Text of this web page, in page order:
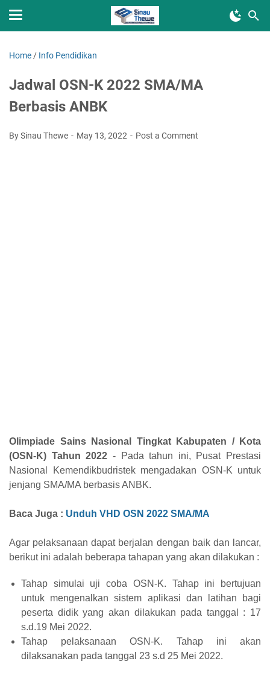
Home / Info Pendidikan
Jadwal OSN-K 2022 SMA/MA
Berbasis ANBK
By Sinau Thewe May 13, 2022 Post a Comment
Olimpiade Sains Nasional Tingkat Kabupaten / Kota
(OSN-K) Tahun 2022 - Pada tahun ini, Pusat Prestasi
Nasional Kemendikbudristek mengadakan OSN-K untuk
jenjang SMA/MA berbasis ANBK.
Baca Juga : Unduh VHD OSN 2022 SMA/MA
Agar pelaksanaan dapat berjalan dengan baik dan lancar,
berikut ini adalah beberapa tahapan yang akan dilakukan :
Tahap simulai uji coba OSN-K. Tahap ini bertujuan
untuk mengenalkan sistem aplikasi dan latihan bagi
peserta didik yang akan dilakukan pada tanggal : 17
s.d.19 Mei 2022.
Tahap pelaksanaan OSN-K. Tahap ini akan
dilaksanakan pada tanggal 23 s.d 25 Mei 2022.